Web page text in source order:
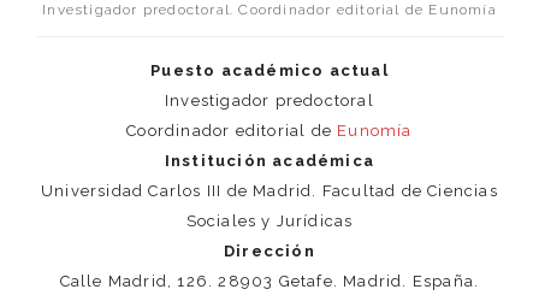
Investigador predoctoral. Coordinador editorial de Eunomía
Puesto académico actual
Investigador predoctoral
Coordinador editorial de Eunomía
Institución académica
Universidad Carlos III de Madrid. Facultad de Ciencias
Sociales y Jurídicas
Dirección
Calle Madrid, 126. 28903 Getafe. Madrid. España.